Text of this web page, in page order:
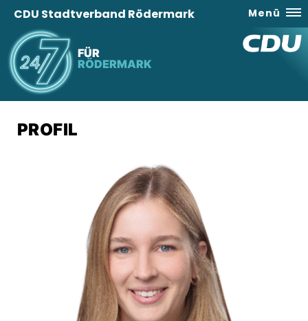
FÜR
RÖDERMARK
CDU Stadtverband Rödermark Menü
PROFIL